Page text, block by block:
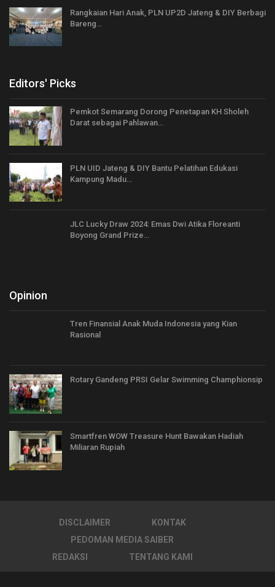
Rangkaian Hari Anak, PLN UP2D Jateng & DIY Berbagi
Bareng…
Editors' Picks
Pemkot Semarang Dorong Penetapan KH Sholeh
Darat sebagai Pahlawan…
PLN UID Jateng & DIY Bantu Pelatihan Edukasi
Kampung Madu…
JLC Lucky Draw 2024: Emas Dwi Atika Floreanti
Boyong Grand Prize…
Opinion
Tren Finansial Anak Muda Indonesia yang Kian
Rasional
Rotary Gandeng PRSI Gelar Swimming Champhionsip
Smartfren WOW Treasure Hunt Bawakan Hadiah
Miliaran Rupiah
DISCLAIMER
KONTAK
PEDOMAN MEDIA SAIBER
REDAKSI
TENTANG KAMI